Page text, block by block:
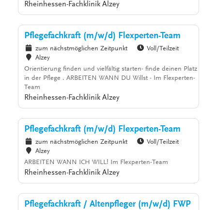
Rheinhessen-Fachklinik Alzey
Pflegefachkraft (m/w/d) Flexperten-Team
zum nächstmöglichen Zeitpunkt
Voll/Teilzeit
Alzey
Orientierung finden und vielfältig starten- finde deinen Platz
in der Pflege . ARBEITEN WANN DU Willst - Im Flexperten-
Team
Rheinhessen-Fachklinik Alzey
Pflegefachkraft (m/w/d) Flexperten-Team
zum nächstmöglichen Zeitpunkt
Voll/Teilzeit
Alzey
ARBEITEN WANN ICH WILL! Im Flexperten-Team
Rheinhessen-Fachklinik Alzey
Pflegefachkraft / Altenpfleger (m/w/d) FWP